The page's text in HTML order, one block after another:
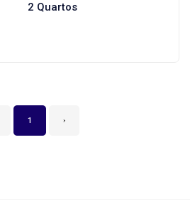
2 Quartos
1 ›